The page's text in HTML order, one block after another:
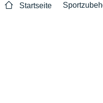
Startseite